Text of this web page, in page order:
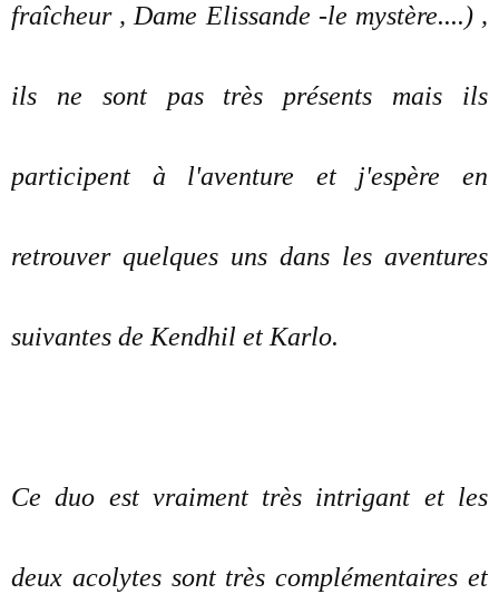
fraîcheur , Dame Elissande -le mystère....) ,
ils ne sont pas très présents mais ils
participent à l'aventure et j'espère en
retrouver quelques uns dans les aventures
suivantes de Kendhil et Karlo.
Ce duo est vraiment très intrigant et les
deux acolytes sont très complémentaires et